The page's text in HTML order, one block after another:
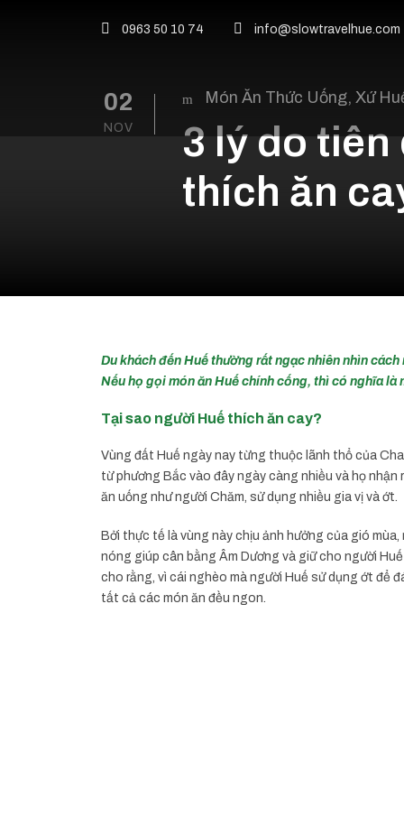
0963 50 10 74 info@slowtravelhue.com
02
NOV
Món Ăn Thức Uống, Xứ
3 lý do
thích ăn
Du khách đến Huế thường rất ngạc nhiên nhìn
Nếu họ gọi món ăn Huế chính cống, thì có nghĩa
Tại sao người Huế thích ăn cay?
Vùng đất Huế ngày nay từng thuộc lãnh thổ của
từ phương Bắc vào đây ngày càng nhiều và họ
ăn uống như người Chăm, sử dụng nhiều gia vị và ớt.
Bởi thực tế là vùng này chịu ảnh hưởng của gió mùa,
nóng giúp cân bằng Âm Dương và giữ cho người
cho rằng, vì cái nghèo mà người Huế sử dụng ớt để
tất cả các món ăn đều ngon.